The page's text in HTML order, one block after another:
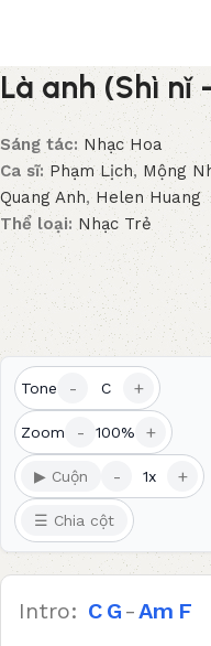
Là anh (Shì nǐ
Sáng tác: Nhạc Hoa
Ca sĩ: Phạm Lịch, Mộng
Quang Anh, Helen Huang
Thể loại: Nhạc Trẻ
Tone - C +
Zoom - 100% +
▶ Cuộn - 1x +
☰ Chia cột
Intro: C G -Am F